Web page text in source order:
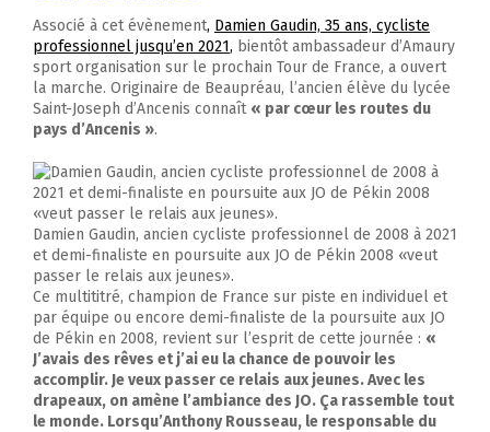
Associé à cet évènement, Damien Gaudin, 35 ans, cycliste
professionnel jusqu’en 2021, bientôt ambassadeur d’Amaury
sport organisation sur le prochain Tour de France, a ouvert
la marche. Originaire de Beaupréau, l’ancien élève du lycée
Saint-Joseph d’Ancenis connaît « par cœur les routes du
pays d’Ancenis ».
Damien Gaudin, ancien cycliste professionnel de 2008 à 2021
et demi-finaliste en poursuite aux JO de Pékin 2008 «veut
passer le relais aux jeunes».
Ce multititré, champion de France sur piste en individuel et
par équipe ou encore demi-finaliste de la poursuite aux JO
de Pékin en 2008, revient sur l’esprit de cette journée : «
J’avais des rêves et j’ai eu la chance de pouvoir les
accomplir. Je veux passer ce relais aux jeunes. Avec les
drapeaux, on amène l’ambiance des JO. Ça rassemble tout
le monde. Lorsqu’Anthony Rousseau, le responsable du